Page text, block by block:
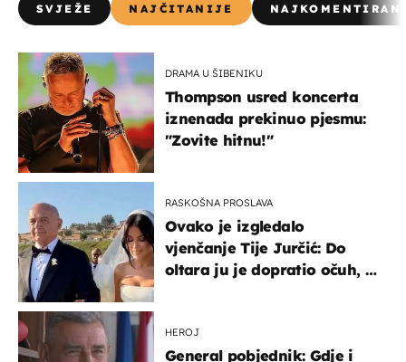
SVJEŽE NAJČITANIJE
DRAMA U ŠIBENIKU
Thompson usred koncerta
iznenada prekinuo pjesmu:
"Zovite hitnu!"
RASKOŠNA PROSLAVA
Ovako je izgledalo
vjenčanje Tije Jurčić: Do
oltara ju je dopratio očuh, a
HEROJ
General pobjednik: Gdje i